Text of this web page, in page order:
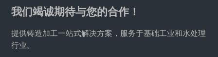
我们竭诚期待与您的合作！
提供铸造加工一站式解决方案，服务于基础工业和水处理
行业。